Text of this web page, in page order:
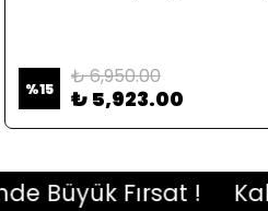
%15 ₺ 6,950.00
₺ 5,923.00
Fırsat !